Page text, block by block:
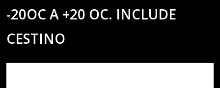
-20OC A +20 OC. INCLUDE
CESTINO